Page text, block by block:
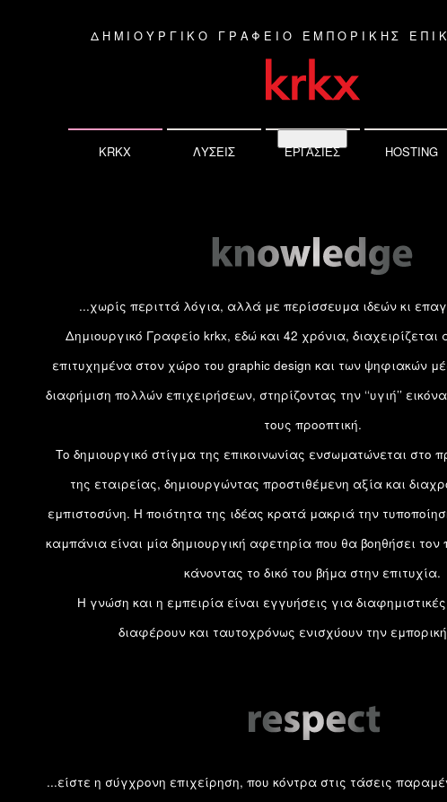
ΔΗΜΙΟΥΡΓΙΚΟ ΓΡΑΦΕΙΟ ΕΜΠΟΡΙΚΗΣ
KRKX ΛΥΣΕΙΣ ΕΡΓΑΣΙΕΣ HOSTING
...χωρίς περιττά λόγια, αλλά με περίσσευμα ιδεών κι
Δημιουργικό Γραφείο krkx, εδώ και 42 χρόνια, διαχειρίζεται
επιτυχημένα στον χώρο του graphic design και των ψηφιακών
διαφήμιση πολλών επιχειρήσεων, στηρίζοντας την ‘‘υγιή’’
τους προοπτική.
Το δημιουργικό στίγμα της επικοινωνίας ενσωματώνεται στο
της εταιρείας, δημιουργώντας προστιθέμενη αξία και
εμπιστοσύνη. Η ποιότητα της ιδέας κρατά μακριά την
καμπάνια είναι μία δημιουργική αφετηρία που θα βοηθήσει
κάνοντας το δικό του βήμα στην επιτυχία.
Η γνώση και η εμπειρία είναι εγγυήσεις για
διαφέρουν και ταυτοχρόνως ενισχύουν την
...είστε η σύγχρονη επιχείρηση, που κόντρα στις τάσεις